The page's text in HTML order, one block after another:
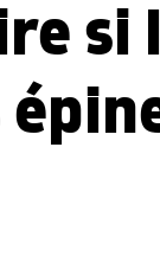
si